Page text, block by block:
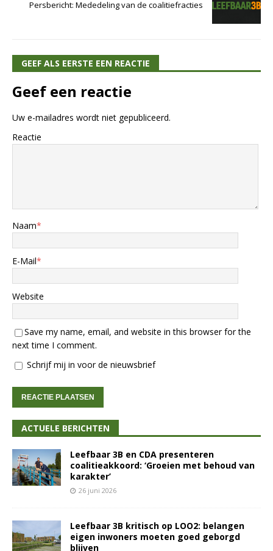
Persbericht: Mededeling van de coalitiefracties
GEEF ALS EERSTE EEN REACTIE
Geef een reactie
Uw e-mailadres wordt niet gepubliceerd.
Reactie
Naam*
E-Mail*
Website
Save my name, email, and website in this browser for the
next time I comment.
Schrijf mij in voor de nieuwsbrief
ACTUELE BERICHTEN
Leefbaar 3B en CDA presenteren
coalitieakkoord: ‘Groeien met behoud van
karakter’
26 juni 2026
Leefbaar 3B kritisch op LOO2: belangen
eigen inwoners moeten goed geborgd
blijven